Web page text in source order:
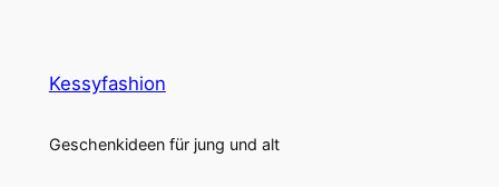
Kessyfashion
Geschenkideen für jung und alt